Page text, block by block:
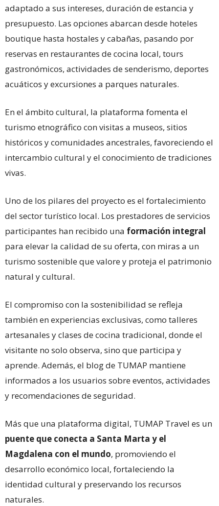
adaptado a sus intereses, duración de estancia y
presupuesto. Las opciones abarcan desde hoteles
boutique hasta hostales y cabañas, pasando por
reservas en restaurantes de cocina local, tours
gastronómicos, actividades de senderismo, deportes
acuáticos y excursiones a parques naturales.
En el ámbito cultural, la plataforma fomenta el
turismo etnográfico con visitas a museos, sitios
históricos y comunidades ancestrales, favoreciendo el
intercambio cultural y el conocimiento de tradiciones
vivas.
Uno de los pilares del proyecto es el fortalecimiento
del sector turístico local. Los prestadores de servicios
participantes han recibido una formación integral
para elevar la calidad de su oferta, con miras a un
turismo sostenible que valore y proteja el patrimonio
natural y cultural.
El compromiso con la sostenibilidad se refleja
también en experiencias exclusivas, como talleres
artesanales y clases de cocina tradicional, donde el
visitante no solo observa, sino que participa y
aprende. Además, el blog de TUMAP mantiene
informados a los usuarios sobre eventos, actividades
y recomendaciones de seguridad.
Más que una plataforma digital, TUMAP Travel es un
puente que conecta a Santa Marta y el
Magdalena con el mundo, promoviendo el
desarrollo económico local, fortaleciendo la
identidad cultural y preservando los recursos
naturales.